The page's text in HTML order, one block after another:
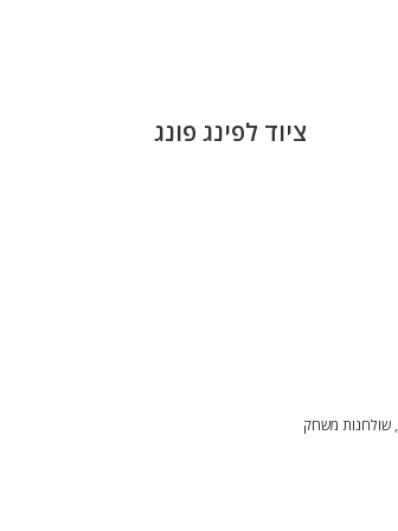
ציוד לפינג פונג
, שולחנות משחק